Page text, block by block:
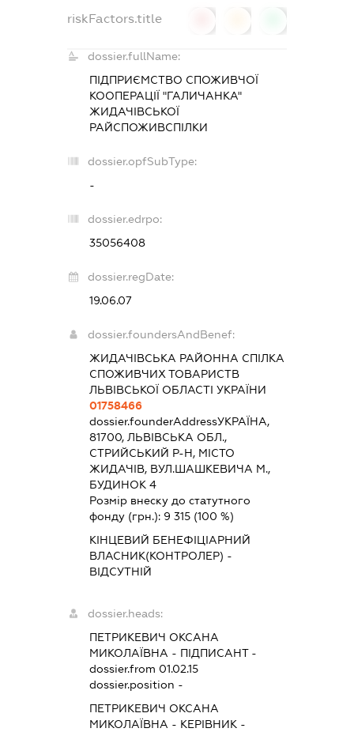
riskFactors.title
dossier.fullName:
ПІДПРИЄМСТВО СПОЖИВЧОЇ
КООПЕРАЦІЇ "ГАЛИЧАНКА"
ЖИДАЧІВСЬКОЇ
РАЙСПОЖИВСПІЛКИ
dossier.opfSubType:
-
dossier.edrpo:
35056408
dossier.regDate:
19.06.07
dossier.foundersAndBenef:
ЖИДАЧІВСЬКА РАЙОННА СПІЛКА
СПОЖИВЧИХ ТОВАРИСТВ
ЛЬВІВСЬКОЇ ОБЛАСТІ УКРАЇНИ
01758466
dossier.founderAddressУКРАЇНА,
81700, ЛЬВІВСЬКА ОБЛ.,
СТРИЙСЬКИЙ Р-Н, МІСТО
ЖИДАЧІВ, ВУЛ.ШАШКЕВИЧА М.,
БУДИНОК 4
Розмір внеску до статутного
фонду (грн.): 9 315 (100 %)
КІНЦЕВИЙ БЕНЕФІЦІАРНИЙ
ВЛАСНИК(КОНТРОЛЕР) -
ВІДСУТНІЙ
dossier.heads:
ПЕТРИКЕВИЧ ОКСАНА
МИКОЛАЇВНА - ПІДПИСАНТ-
dossier.from 01.02.15
dossier.position -
ПЕТРИКЕВИЧ ОКСАНА
МИКОЛАЇВНА - КЕРІВНИК -